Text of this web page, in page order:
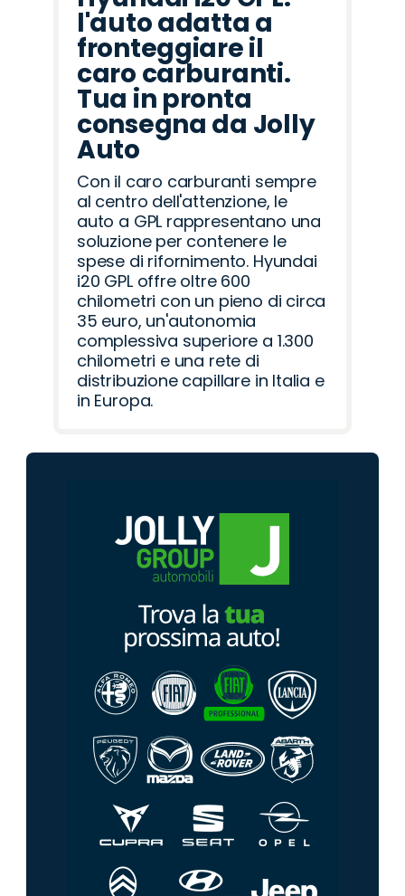
l'auto adatta a
fronteggiare il
caro carburanti.
Tua in pronta
consegna da Jolly
Auto
Con il caro carburanti sempre
al centro dell'attenzione, le
auto a GPL rappresentano una
soluzione per contenere le
spese di rifornimento. Hyundai
i20 GPL offre oltre 600
chilometri con un pieno di circa
35 euro, un'autonomia
complessiva superiore a 1.300
chilometri e una rete di
distribuzione capillare in Italia e
in Europa.